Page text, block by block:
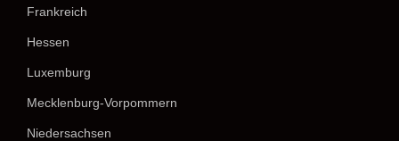
Frankreich
Hessen
Luxemburg
Mecklenburg-Vorpommern
Niedersachsen